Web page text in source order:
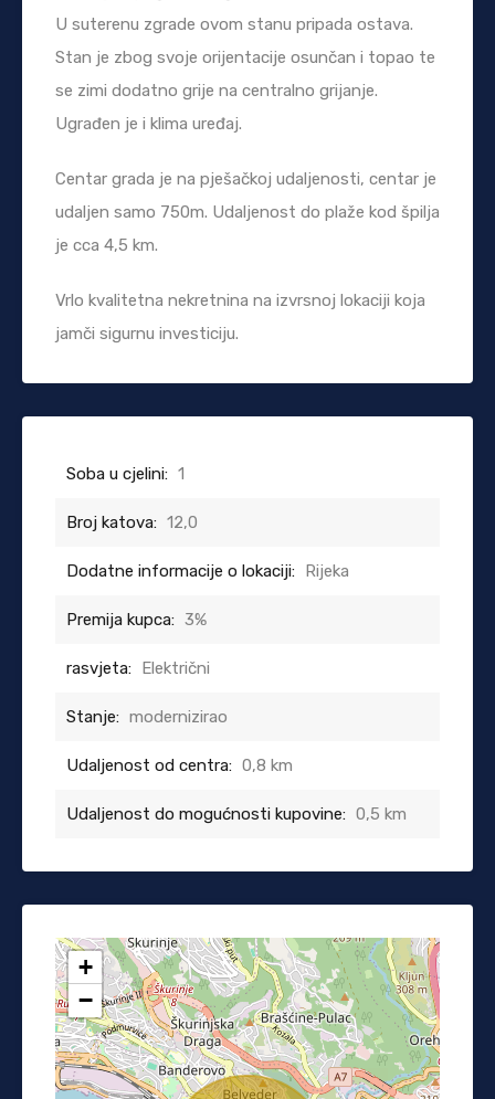
U suterenu zgrade ovom stanu pripada ostava.
Stan je zbog svoje orijentacije osunčan i topao te
se zimi dodatno grije na centralno grijanje.
Ugrađen je i klima uređaj.
Centar grada je na pješačkoj udaljenosti, centar je
udaljen samo 750m. Udaljenost do plaže kod špilja
je cca 4,5 km.
Vrlo kvalitetna nekretnina na izvrsnoj lokaciji koja
jamči sigurnu investiciju.
Soba u cjelini: 1
Broj katova: 12,0
Dodatne informacije o lokaciji: Rijeka
Premija kupca: 3%
rasvjeta: Električni
Stanje: modernizirao
Udaljenost od centra: 0,8 km
Udaljenost do mogućnosti kupovine: 0,5 km
+
−